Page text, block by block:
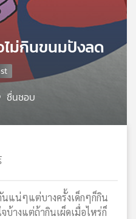
ไม่กินขนมปังลด
ชื่นชอบ
นแน่ๆแต่บางครั้งเด็กๆก็กิน
บ้างแต่ถ้ากินเผ็ดเมื่อไหร่ก็